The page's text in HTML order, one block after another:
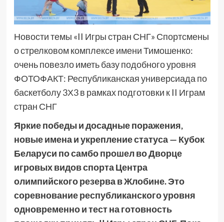
Новости темы «II Игры стран СНГ» Спортсмены
о стрелковом комплексе имени Тимошенко:
очень повезло иметь базу подобного уровня
ФОТОФАКТ: Республиканская универсиада по
баскетболу 3Х3 в рамках подготовки к II Играм
стран СНГ
Яркие победы и досадные поражения,
новые имена и укрепление статуса — Кубок
Беларуси по самбо прошел во Дворце
игровых видов спорта Центра
олимпийского резерва в Жлобине. Это
соревнование республиканского уровня
одновременно и тест на готовность